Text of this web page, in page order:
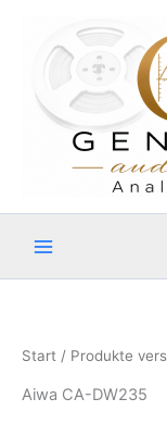
springen
Start / Produkte
Aiwa CA-DW235